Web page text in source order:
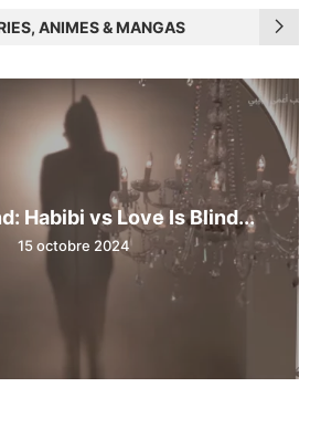
ANIMES & MANGAS
Habibi vs Love Is Blind...
15 octobre 2024